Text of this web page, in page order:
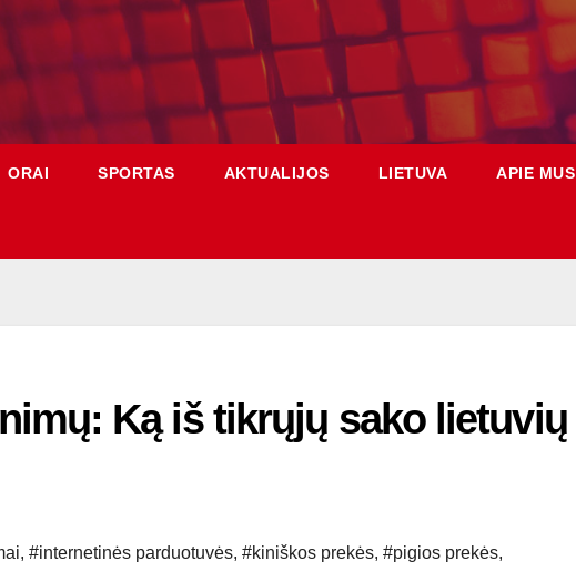
ORAI SPORTAS AKTUALIJOS LIETUVA APIE MUS
Ką iš tikrųjų sako lietuvių
, #internetinės parduotuvės, #kiniškos prekės, #pigios prekės,